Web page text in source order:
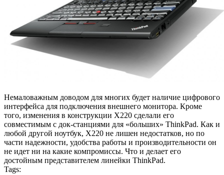
Немаловажным доводом для многих будет наличие цифрового
интерфейса для подключения внешнего монитора. Кроме
того, изменения в конструкции X220 сделали его
совместимым с док-станциями для «больших» ThinkPad. Как и
любой другой ноутбук, X220 не лишен недостатков, но по
части надежности, удобства работы и производительности он
не идет ни на какие компромиссы. Что и делает его
достойным представителем линейки ThinkPad.
Tags: